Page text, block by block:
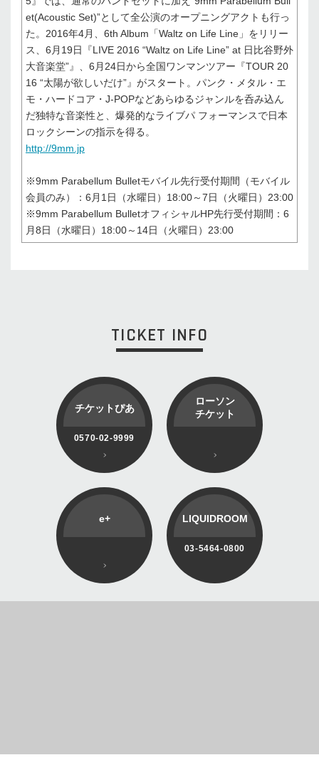
et(Acoustic Set)”として全公演のオープニングアクトも行っ
た。2016年4月、6th Album「Waltz on Life Line」をリリー
ス、6月19日『LIVE 2016 “Waltz on Life Line” at 日比谷野外
大音楽堂”』、6月24日から全国ワンマンツアー『TOUR 20
16 “太陽が欲しいだけ”』がスタート。パンク・メタル・エ
モ・ハードコア・J-POPなどあらゆるジャンルを呑み込ん
だ独特な音楽性と、爆発的なライブパ フォーマンスで日本
ロックシーンの指示を得る。
http://9mm.jp
※9mm Parabellum Bulletモバイル先行受付期間（モバイル
会員のみ）：6月1日（水曜日）18:00～7日（火曜日）23:00
※9mm Parabellum BulletオフィシャルHP先行受付期間：6
月8日（水曜日）18:00～14日（火曜日）23:00
TICKET INFO
チケットぴあ
0570-02-9999
ローソン
チケット
e+ LIQUIDROOM
03-5464-0800